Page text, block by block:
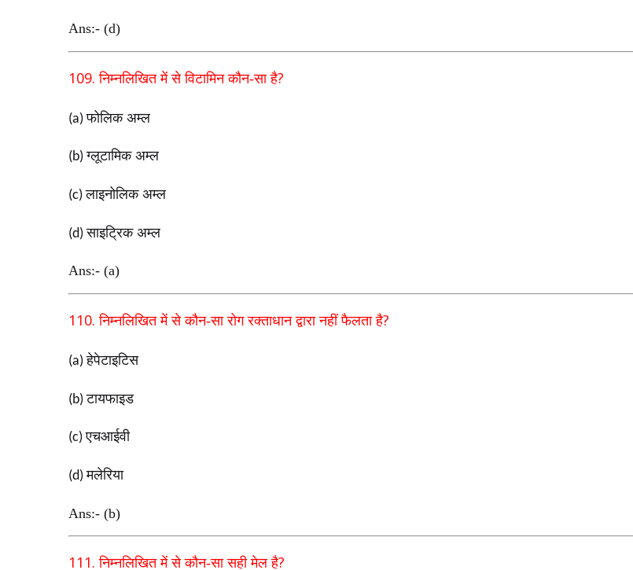
Ans:- (d)
109.निम्नलिखित में से विटामिन कौन-सा है?
(a)फोलिक अम्ल
(b)ग्लूटामिक अम्ल
(c)लाइनोलिक अम्ल
(d)साइट्रिक अम्ल
Ans:- (a)
110.निम्नलिखित में से कौन-सा रोग रक्ताधान द्वारा नहीं फैलता है?
(a)हेपेटाइटिस
(b)टायफाइड
(c)एचआईवी
(d)मलेरिया
Ans:- (b)
111.निम्नलिखित में से कौन-सा सही मेल है?